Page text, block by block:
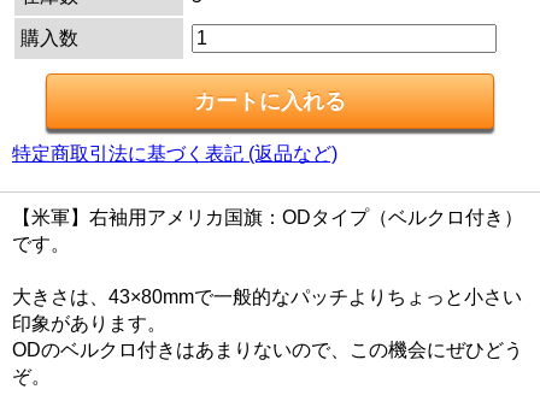
購入数
特定商取引法に基づく表記 (返品など)
【米軍】右袖用アメリカ国旗：ODタイプ（ベルクロ付き）
です。
大きさは、43×80mmで一般的なパッチよりちょっと小さい
印象があります。
ODのベルクロ付きはあまりないので、この機会にぜひどう
ぞ。